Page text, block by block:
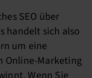
SEO über
handelt sich also
um eine
Online-Marketing